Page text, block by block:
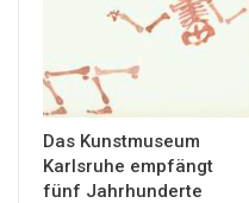
Das Kunstmuseum
Karlsruhe empfängt
fünf Jahrhunderte